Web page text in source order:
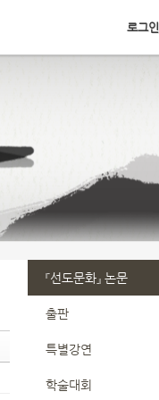
로그인
『선도문화』 논문
출판
특별강연
학술대회